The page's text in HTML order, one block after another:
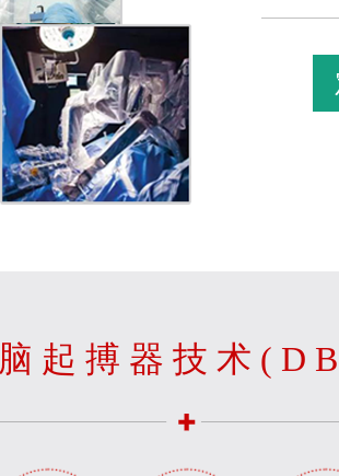
脑起搏器技术